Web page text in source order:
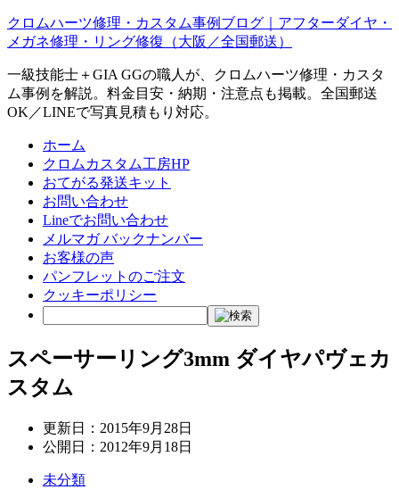
クロムハーツ修理・カスタム事例ブログ｜アフターダイヤ・
メガネ修理・リング修復（大阪／全国郵送）
一級技能士＋GIA GGの職人が、クロムハーツ修理・カスタ
ム事例を解説。料金目安・納期・注意点も掲載。全国郵送
OK／LINEで写真見積もり対応。
ホーム
クロムカスタム工房HP
おてがる発送キット
お問い合わせ
Lineでお問い合わせ
メルマガ バックナンバー
お客様の声
パンフレットのご注文
クッキーポリシー
スペーサーリング3mm ダイヤパヴェカ
スタム
更新日： 2015年9月28日
公開日： 2012年9月18日
未分類